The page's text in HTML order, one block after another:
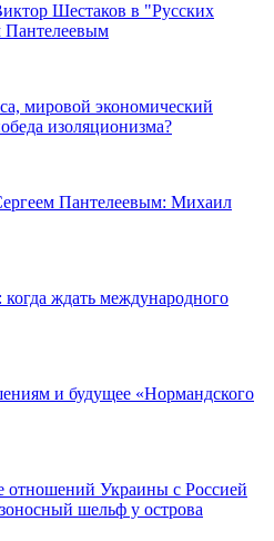
Шестаков в "Русских
Пантелеевым
мировой экономический
изоляционизма?
Пантелеевым: Михаил
ждать международного
и будущее «Нормандского
отношений Украины с Россией
шельф у острова